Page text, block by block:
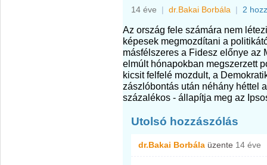
14 éve | dr.Bakai Borbála | 2
Az ország fele számára nem
képesek megmozdítani a
másfélszeres a Fidesz előnye az
elmúlt hónapokban megszerzett
kicsit felfelé mozdult, a
zászlóbontás után néhány héttel
százalékos - állapítja meg az
Utolsó hozzászólás
dr.Bakai Borbála üzente 14 éve